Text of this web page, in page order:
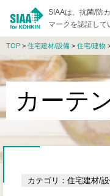
SIAAは、抗菌/防
マークを認証して
TOP > 住宅建材/設備 > 住宅/建物
カーテ
カテゴリ：住宅建材/